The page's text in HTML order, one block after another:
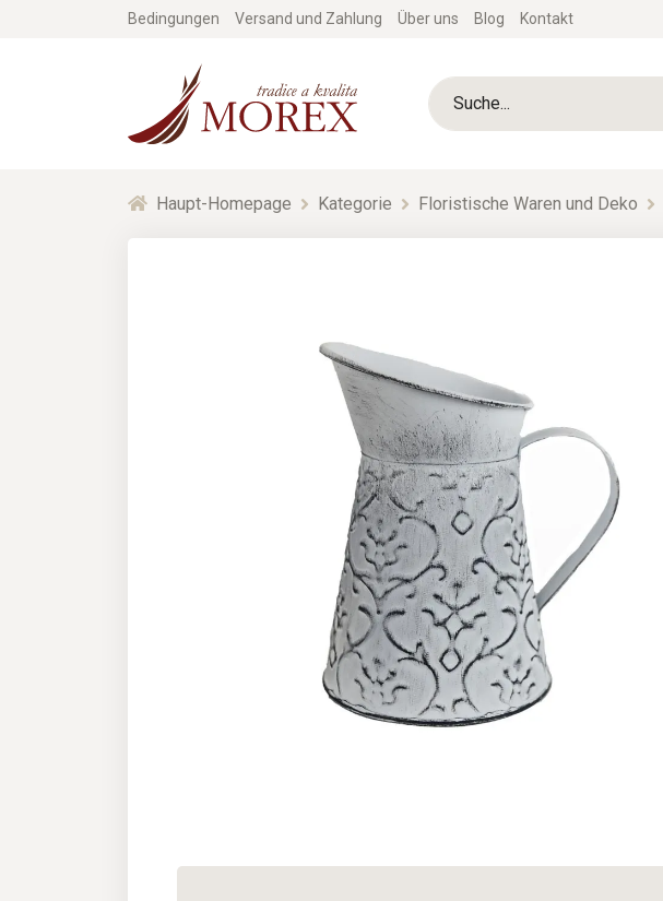
Bedingungen Versand und Zahlung Über uns Blog Kontakt
Haupt-Homepage Kategorie Floristische Waren und Deko